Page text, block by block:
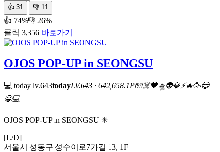
👍 31 👎 11
👍 74%👎 26%
클릭 3,356 바로가기
OJOS POP-UP in SEONGSU
💻 today lv.643todayLV.643 · 642,658.1P🧤☠️🖤🛸👽💎⚡🔥🥳😎
😀💻
OJOS POP-UP in SEONGSU ✳︎
[L/D]
서울시 성동구 성수이로7가길 13, 1F